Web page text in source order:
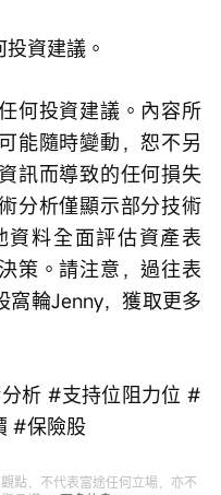
資建議。
何投資建議。內容所
能隨時變動，恕不另
訊而導致的任何損失
分析僅顯示部分技術
料全面評估資產表
策。請注意，過往表
窩輪Jenny，獲取更多
析 #支持位阻力位 #
#保險股
點，不代表富途任何立場，亦不